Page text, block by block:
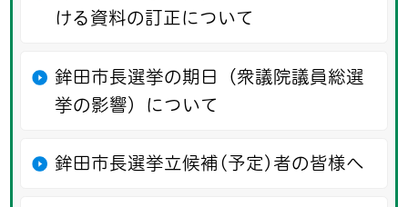
ける資料の訂正について
鉾田市長選挙の期日（衆議院議員総選
挙の影響）について
鉾田市長選挙立候補(予定)者の皆様へ